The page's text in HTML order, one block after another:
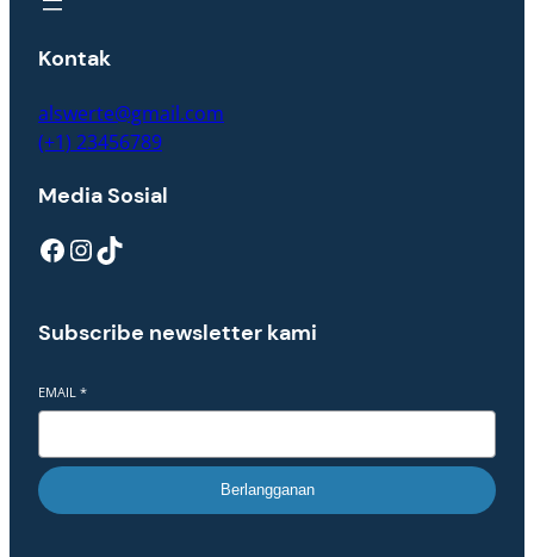
Kontak
alswerte@gmail.com
(+1) 23456789
Media Sosial
Facebook InstagramTikTok
Subscribe newsletter kami
EMAIL *
Berlangganan